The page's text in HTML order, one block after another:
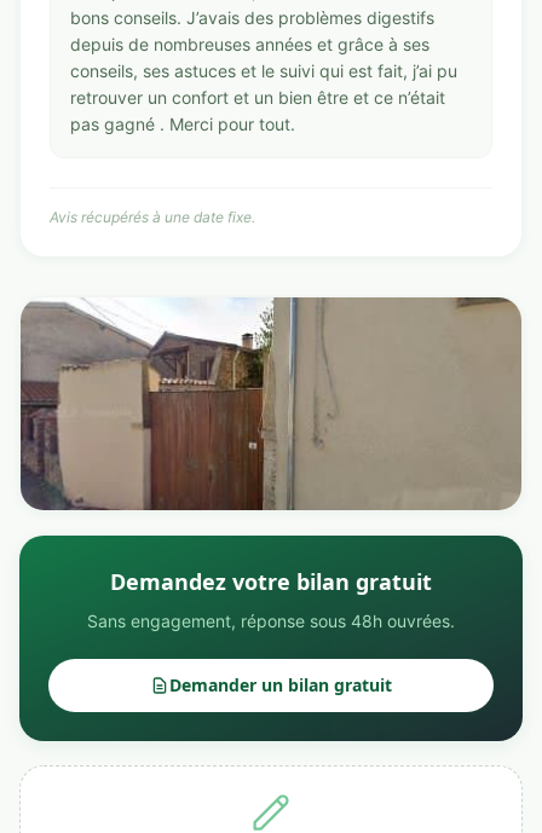
bons conseils. J’avais des problèmes digestifs
depuis de nombreuses années et grâce à ses
conseils, ses astuces et le suivi qui est fait, j’ai pu
retrouver un confort et un bien être et ce n’était
pas gagné . Merci pour tout.
Avis récupérés à une date fixe.
Demandez votre bilan gratuit
Sans engagement, réponse sous 48h ouvrées.
Demander un bilan gratuit